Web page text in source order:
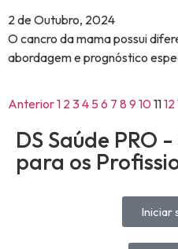
2 de Outubro, 2024
O cancro da mama possui
abordagem e prognóstico
Anterior1 2 34 56 7 8 9 101112
DS Saúde
para os
Iniciar